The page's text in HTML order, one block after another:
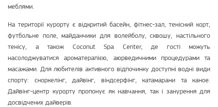
меблями.
На території курорту є відкритий басейн, фітнес-зал, тенісний корт,
футбольне поле, майданчики для волейболу, сквошу, настільного
тенісу, а також Coconut Spa Center, де гості можуть
насолоджуватися ароматерапією, аюрведичними процедурами та
масажами. Для любителів активного відпочинку доступні водні види
спорту: сноркелінг, дайвінг, віндсерфінг, катамарани та каное.
Дайвінг-центр курорту пропонує як навчання, так і занурення для
досвідчених дайверів.